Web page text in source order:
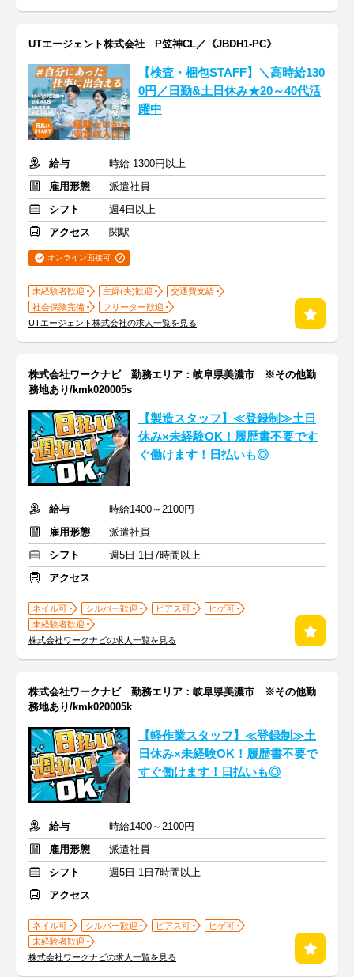
UTエージェント株式会社 P笠神CL／《JBDH1-PC》
【検査・梱包STAFF】＼高時給130
0円／日勤&土日休み★20～40代活
躍中
給与
時給 1300円以上
雇用形態
派遣社員
シフト
週4日以上
アクセス
関駅
オンライン面接可
未経験者歓迎 主婦(夫)歓迎
交通費支給
社会保険完備
フリーター歓迎
UTエージェント株式会社の求人一覧を見る
株式会社ワークナビ 勤務エリア：岐阜県美濃市 ※その他勤
務地あり/kmk020005s
【製造スタッフ】≪登録制≫土日
休み×未経験OK！履歴書不要です
ぐ働けます！日払いも◎
給与
時給1400～2100円
雇用形態
派遣社員
シフト
週5日 1日7時間以上
アクセス
ネイル可 シルバー歓迎 ピアス可
ヒゲ可
未経験者歓迎
株式会社ワークナビの求人一覧を見る
株式会社ワークナビ 勤務エリア：岐阜県美濃市 ※その他勤
務地あり/kmk020005k
【軽作業スタッフ】≪登録制≫土
日休み×未経験OK！履歴書不要で
すぐ働けます！日払いも◎
給与
時給1400～2100円
雇用形態
派遣社員
シフト
週5日 1日7時間以上
アクセス
ネイル可 シルバー歓迎 ピアス可
ヒゲ可
未経験者歓迎
株式会社ワークナビの求人一覧を見る